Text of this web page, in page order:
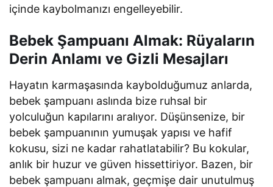
içinde kaybolmanızı engelleyebilir.
Bebek Şampuanı Almak: Rüyaların
Derin Anlamı ve Gizli Mesajları
Hayatın karmaşasında kaybolduğumuz anlarda,
bebek şampuanı aslında bize ruhsal bir
yolculuğun kapılarını aralıyor. Düşünsenize, bir
bebek şampuanının yumuşak yapısı ve hafif
kokusu, sizi ne kadar rahatlatabilir? Bu kokular,
anlık bir huzur ve güven hissettiriyor. Bazen, bir
bebek şampuanı almak, geçmişe dair unutulmuş